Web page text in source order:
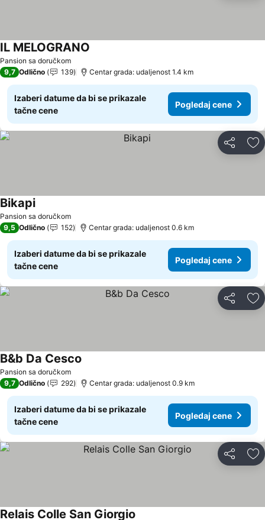
Pansion sa doručkom
IL MELOGRANO
9,7 Odlično 139 Centar grada: udaljenost 1.4 km
Izaberi datume da bi se prikazale
tačne cene
Pogledaj cene
Deli
Pansion sa doručkom
BikapiPogledaj cene
9,5 Odlično 152 Centar grada: udaljenost 0.6 km
Izaberi datume da bi se prikazale
tačne cene
Pogledaj cene
Deli
Pansion sa doručkom
B&b Da Cesco
9,7 Odlično 292 Centar grada: udaljenost 0.9 km
Izaberi datume da bi se prikazale
tačne cene
Pogledaj cene
Deli
Relais Colle San Giorgio